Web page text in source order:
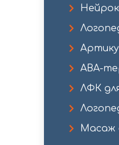
АВА-
ЛФК
Масаж